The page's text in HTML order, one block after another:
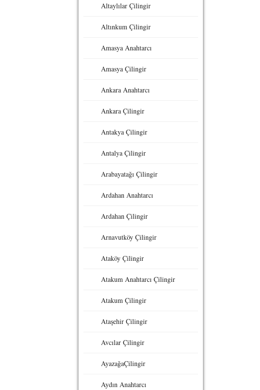
Altaylılar Çilingir
Altınkum Çilingir
Amasya Anahtarcı
Amasya Çilingir
Ankara Anahtarcı
Ankara Çilingir
Antakya Çilingir
Antalya Çilingir
Arabayatağı Çilingir
Ardahan Anahtarcı
Ardahan Çilingir
Arnavutköy Çilingir
Ataköy Çilingir
Atakum Anahtarcı Çilingir
Atakum Çilingir
Ataşehir Çilingir
Avcılar Çilingir
AyazağaÇilingir
Aydın Anahtarcı